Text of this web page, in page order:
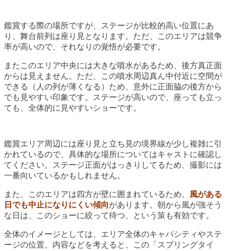
鑑賞する際の場所ですが、ステージが比較的高い位置にあ
り、舞台前列は座り見となります。ただ、このエリアは競争
率が高いので、それなりの覚悟が必要です。
またこのエリア中央には大きな噴水があるため、後方真正面
からは見えません。ただ、この噴水周辺真ん中付近に空間が
できる（人の列が薄くなる）ため、意外に正面脇の後方から
でも見やすい印象です。ステージが高いので、座っても立っ
ても、全体的に見やすいショーです。
鑑賞エリア周辺には座り見と立ち見の境界線が少し複雑に引
かれているので、具体的な場所についてはキャストに確認し
てください。ステージ正面がはっきりしてるため、撮影には
一番向いているかもしれません。
また、このエリアは四方が壁に囲まれているため、 風がある
日でも中止になりにくい傾向があります。朝から風が強そう
な日は、このショーに絞って待つ、という策も有効です。
全体のイメージとしては、エリア全体のキャパシティやステ
ージの位置、内容などを考えると、この「スプリングタイ